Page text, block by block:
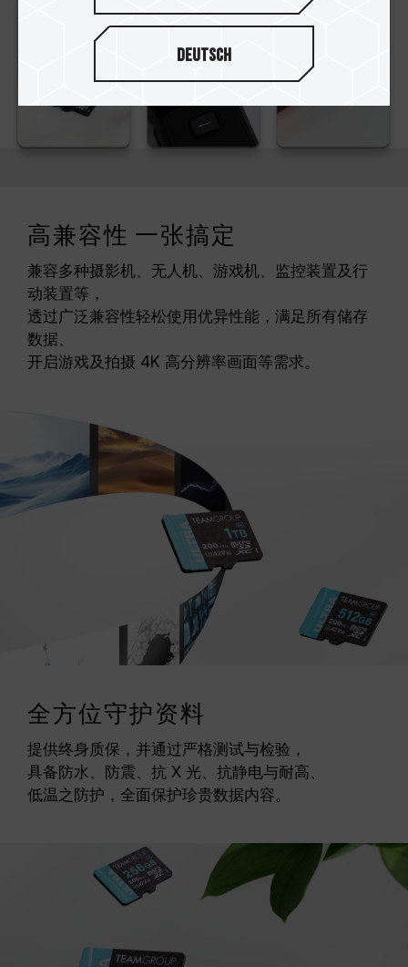
高兼容性 一张搞定
兼容多种摄影机、无人机、游戏机、监控装置及行
动装置等，
透过广泛兼容性轻松使用优异性能，满足所有储存
数据、
开启游戏及拍摄 4K 高分辨率画面等需求。
全方位守护资料
提供终身质保，并通过严格测试与检验，
具备防水、防震、抗 X 光、抗静电与耐高、
低温之防护，全面保护珍贵数据内容。
Deutsch